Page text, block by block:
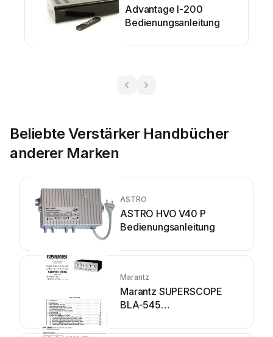
Advantage I-200
Bedienungsanleitung
Beliebte Verstärker Handbücher
anderer Marken
ASTRO
ASTRO HVO V40 P
Bedienungsanleitung
Marantz
Marantz SUPERSCOPE
BLA-545